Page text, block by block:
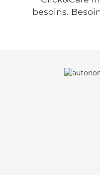
besoins.